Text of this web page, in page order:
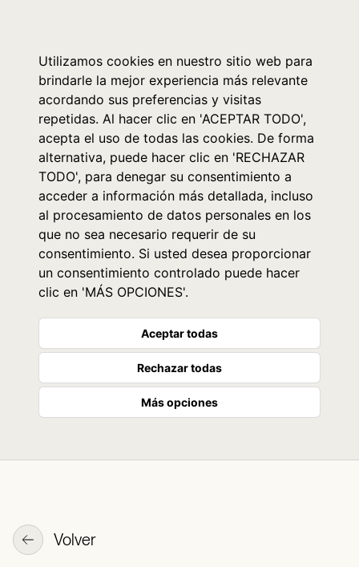
Utilizamos cookies en nuestro sitio web para
brindarle la mejor experiencia más relevante
acordando sus preferencias y visitas
repetidas. Al hacer clic en 'ACEPTAR TODO',
acepta el uso de todas las cookies. De forma
alternativa, puede hacer clic en 'RECHAZAR
TODO', para denegar su consentimiento a
acceder a información más detallada, incluso
al procesamiento de datos personales en los
que no sea necesario requerir de su
consentimiento. Si usted desea proporcionar
un consentimiento controlado puede hacer
clic en 'MÁS OPCIONES'.
Aceptar todas
Rechazar todas
Más opciones
Volver